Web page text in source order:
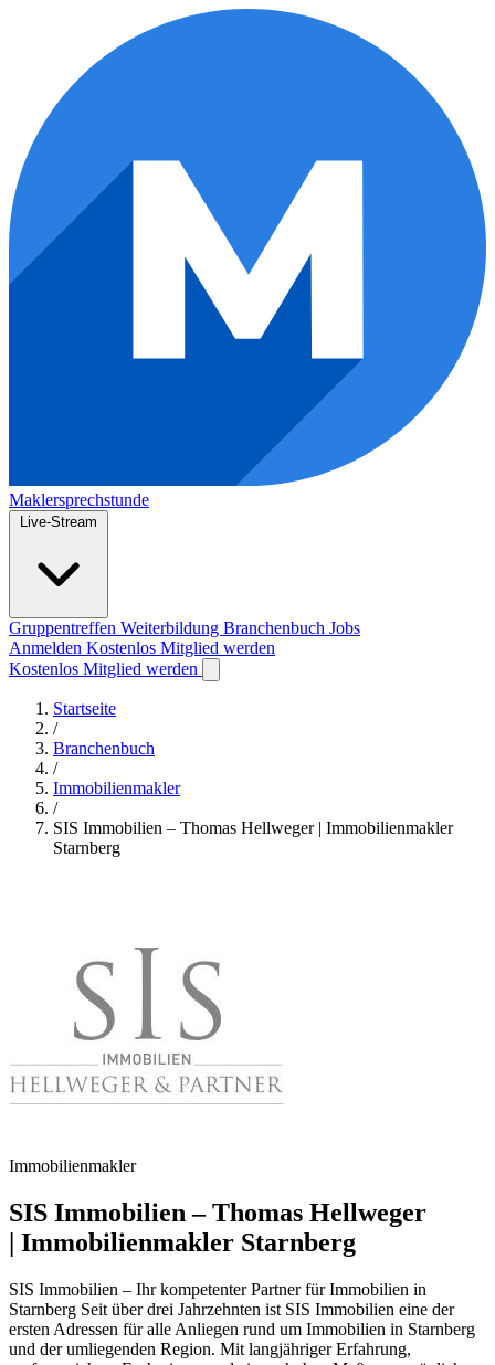
Maklersprechstunde
Live-Stream
Gruppentreffen Weiterbildung Branchenbuch Jobs
Anmelden Kostenlos Mitglied werden
Kostenlos Mitglied werden
Startseite
/
Branchenbuch
/
Immobilienmakler
/
SIS Immobilien – Thomas Hellweger | Immobilienmakler
Starnberg
Immobilienmakler
SIS Immobilien – Thomas Hellweger
| Immobilienmakler Starnberg
SIS Immobilien – Ihr kompetenter Partner für Immobilien in
Starnberg Seit über drei Jahrzehnten ist SIS Immobilien eine der
ersten Adressen für alle Anliegen rund um Immobilien in Starnberg
und der umliegenden Region. Mit langjähriger Erfahrung,